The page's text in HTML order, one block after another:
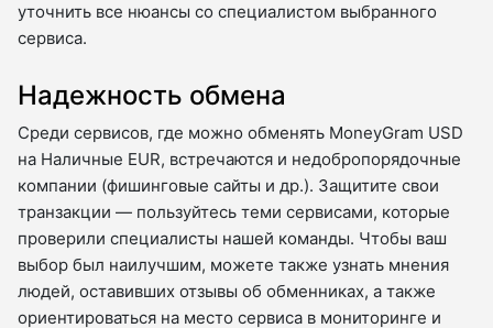
уточнить все нюансы со специалистом выбранного
сервиса.
Надежность обмена
Среди сервисов, где можно обменять MoneyGram USD
на Наличные EUR, встречаются и недобропорядочные
компании (фишинговые сайты и др.). Защитите свои
транзакции — пользуйтесь теми сервисами, которые
проверили специалисты нашей команды. Чтобы ваш
выбор был наилучшим, можете также узнать мнения
людей, оставивших отзывы об обменниках, а также
ориентироваться на место сервиса в мониторинге и